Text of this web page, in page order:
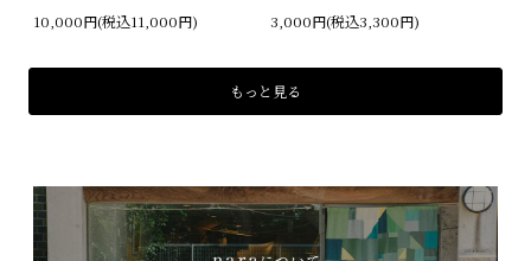
10,000円(税込11,000円)
3,000円(税込3,300円)
もっと見る